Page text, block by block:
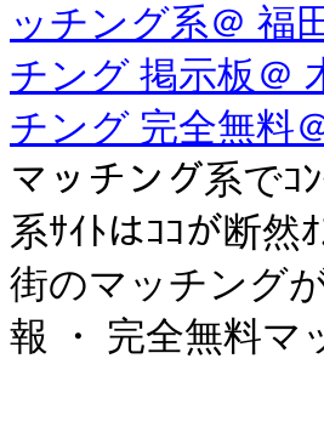
ッチング系＠ 福
チング 掲示板＠
チング 完全無料
マッチング系でｺ
系ｻｲﾄはｺｺが断然
街のマッチング
報 ・ 完全無料マ